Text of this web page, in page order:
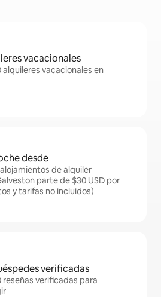
vacacionales
alquileres vacacionales en
desde
de alquiler
parte de $30 USD por
y tarifas no incluidos)
verificadas
reseñas verificadas para